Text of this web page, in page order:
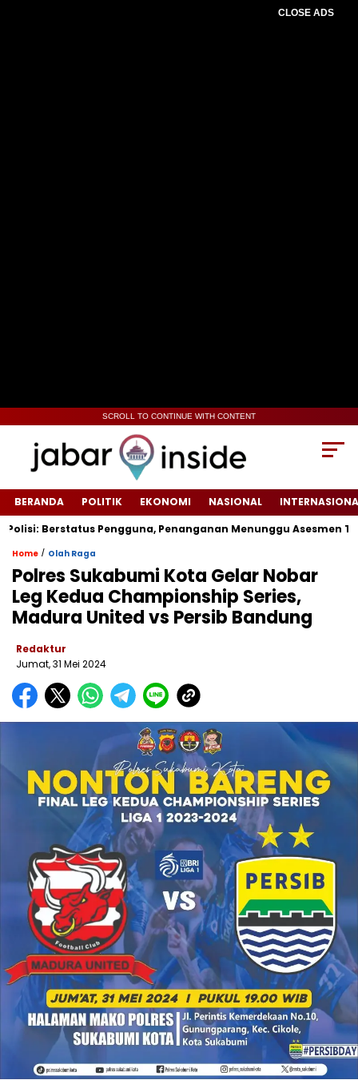
CLOSE ADS
SCROLL TO CONTINUE WITH CONTENT
BERANDA POLITIK EKONOMI NASIONAL
Berstatus Pengguna, Penanganan Menunggu Asesmen
Home / Olah Raga
Polres Sukabumi Kota Gelar Nobar
Leg Kedua Championship Series,
Madura United vs Persib Bandung
Redaktur
Jumat, 31 Mei 2024